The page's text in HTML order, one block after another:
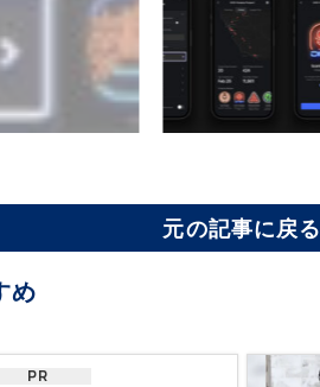
元の記事に戻る
め
PR